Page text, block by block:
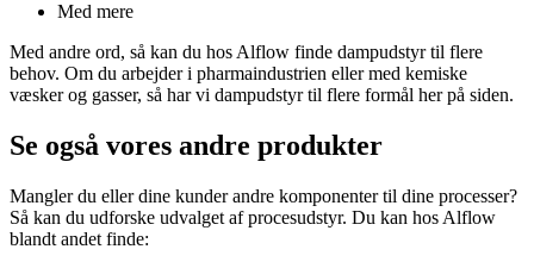
Med mere
Med andre ord, så kan du hos Alflow finde dampudstyr til flere
behov. Om du arbejder i pharmaindustrien eller med kemiske
væsker og gasser, så har vi dampudstyr til flere formål her på siden.
Se også vores andre produkter
Mangler du eller dine kunder andre komponenter til dine processer?
Så kan du udforske udvalget af procesudstyr. Du kan hos Alflow
blandt andet finde: